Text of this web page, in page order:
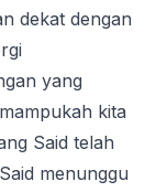
dekat dengan
yang
kita
Said telah
menunggu